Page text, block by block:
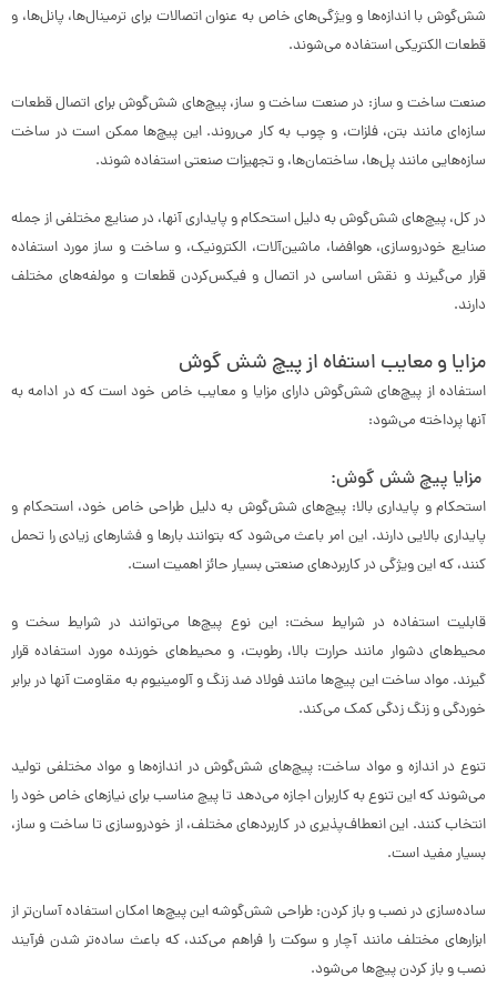
شش‌گوش با اندازه‌ها و ویژگی‌های خاص به عنوان اتصالات برای ترمینال‌ها، پانل‌ها، و
قطعات الکتریکی استفاده می‌شوند.
صنعت ساخت و ساز: در صنعت ساخت و ساز، پیچ‌های شش‌گوش برای اتصال قطعات
سازه‌ای مانند بتن، فلزات، و چوب به کار می‌روند. این پیچ‌ها ممکن است در ساخت
سازه‌هایی مانند پل‌ها، ساختمان‌ها، و تجهیزات صنعتی استفاده شوند.
در کل، پیچ‌های شش‌گوش به دلیل استحکام و پایداری آنها، در صنایع مختلفی از جمله
صنایع خودروسازی، هوافضا، ماشین‌آلات، الکترونیک، و ساخت و ساز مورد استفاده
قرار می‌گیرند و نقش اساسی در اتصال و فیکس‌کردن قطعات و مولفه‌های مختلف
دارند.
مزایا و معایب استفاه از پیچ شش گوش
استفاده از پیچ‌های شش‌گوش دارای مزایا و معایب خاص خود است که در ادامه به
آنها پرداخته می‌شود:
مزایا پیچ شش گوش:
استحکام و پایداری بالا: پیچ‌های شش‌گوش به دلیل طراحی خاص خود، استحکام و
پایداری بالایی دارند. این امر باعث می‌شود که بتوانند بارها و فشارهای زیادی را تحمل
کنند، که این ویژگی در کاربردهای صنعتی بسیار حائز اهمیت است.
قابلیت استفاده در شرایط سخت: این نوع پیچ‌ها می‌توانند در شرایط سخت و
محیط‌های دشوار مانند حرارت بالا، رطوبت، و محیط‌های خورنده مورد استفاده قرار
گیرند. مواد ساخت این پیچ‌ها مانند فولاد ضد زنگ و آلومینیوم به مقاومت آنها در برابر
خوردگی و زنگ زدگی کمک می‌کند.
تنوع در اندازه و مواد ساخت: پیچ‌های شش‌گوش در اندازه‌ها و مواد مختلفی تولید
می‌شوند که این تنوع به کاربران اجازه می‌دهد تا پیچ مناسب برای نیازهای خاص خود را
انتخاب کنند. این انعطاف‌پذیری در کاربردهای مختلف، از خودروسازی تا ساخت و ساز،
بسیار مفید است.
ساده‌سازی در نصب و باز کردن: طراحی شش‌گوشه این پیچ‌ها امکان استفاده آسان‌تر از
ابزارهای مختلف مانند آچار و سوکت را فراهم می‌کند، که باعث ساده‌تر شدن فرآیند
نصب و باز کردن پیچ‌ها می‌شود.